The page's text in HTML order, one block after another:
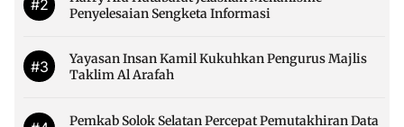
#2
Penyelesaian Sengketa Informasi
#3
Yayasan Insan Kamil Kukuhkan Pengurus Majlis
Taklim Al Arafah
Pemkab Solok Selatan Percepat Pemutakhiran Data